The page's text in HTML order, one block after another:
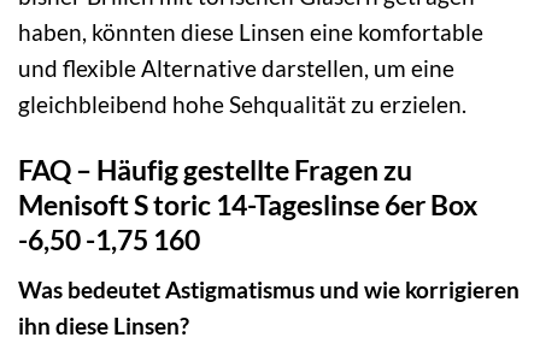
haben, könnten diese Linsen eine komfortable
und flexible Alternative darstellen, um eine
gleichbleibend hohe Sehqualität zu erzielen.
FAQ – Häufig gestellte Fragen zu
Menisoft S toric 14-Tageslinse 6er Box
-6,50 -1,75 160
Was bedeutet Astigmatismus und wie korrigieren
ihn diese Linsen?